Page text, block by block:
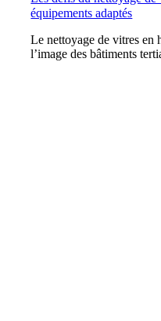
équipements adaptés
Le nettoyage de vitres en
l’image des bâtiments